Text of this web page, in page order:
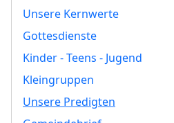
Unsere Kernwerte
Gottesdienste
Kinder - Teens - Jugend
Kleingruppen
Unsere Predigten